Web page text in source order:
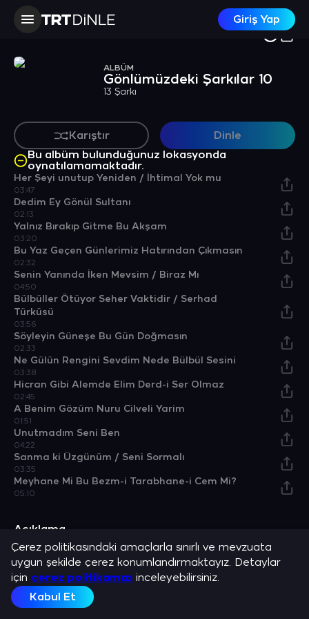
Giriş Yap
ALBÜM
Gönlümüzdeki Şarkılar 10
13 Şarkı
Karıştır
Dinle
Bu albüm bulunduğunuz lokasyonda
oynatılamamaktadır.
Her Şeyi unutup Yeniden / İhtimal Yok mu
03:47
Dedim Ey Gönül Sultanı
02:13
Yalnız Bırakıp Gitme Bu Akşam
03:20
Bu Yaz Geçen Günlerimiz Hatırından Çıkmasın
02:32
Senin Yanında İken Mevsim / Biraz Mı
04:50
Bülbüller Ötüyor Seher Vaktidir / Serhad
Türküsü
03:56
Söyleyin Güneşe Bu Gün Doğmasın
02:33
Ne Gülün Rengini Sevdim Nede Bülbül Sesini
03:38
Hicran Gibi Alemde Elim Derd-i Ser Olmaz
02:45
A Benim Gözüm Nuru Cilveli Yarim
01:51
Unutmadım Seni Ben
04:22
Sanma ki Üzgünüm / Seni Sormalı
03:35
Meyhane Mi Bu Bezm-i Tarabhane-i Cem Mi?
05:10
Açıklama
Zekai Tunca ve en sevilen şarkılarını dinle.
Çerez politikasındaki amaçlarla sınırlı ve mevzuata
uygun şekilde çerez konumlandırmaktayız. Detaylar
için çerez politikamızı inceleyebilirsiniz.
Kabul Et